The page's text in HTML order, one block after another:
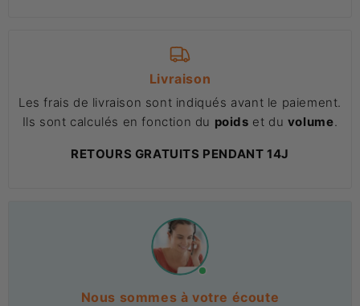
Livraison
Les frais de livraison sont indiqués avant le paiement.
Ils sont calculés en fonction du poids et du volume.
RETOURS GRATUITS PENDANT 14J
Nous sommes à votre écoute